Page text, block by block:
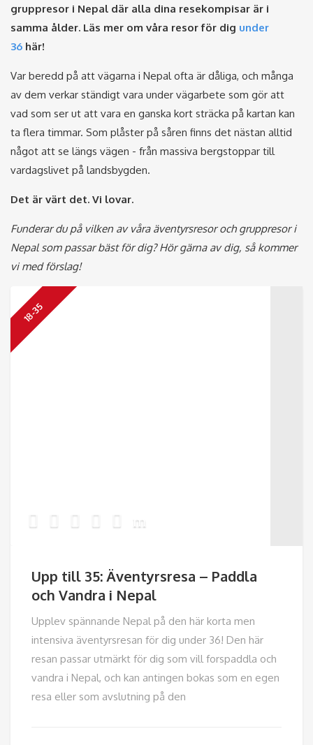
gruppresor i Nepal där alla dina resekompisar är i
samma ålder. Läs mer om våra resor för dig under
36 här!
Var beredd på att vägarna i Nepal ofta är dåliga, och många
av dem verkar ständigt vara under vägarbete som gör att
vad som ser ut att vara en ganska kort sträcka på kartan kan
ta flera timmar. Som plåster på såren finns det nästan alltid
något att se längs vägen - från massiva bergstoppar till
vardagslivet på landsbygden.
Det är värt det. Vi lovar.
Funderar du på vilken av våra äventyrsresor och gruppresor i
Nepal som passar bäst för dig? Hör gärna av dig, så kommer
vi med förslag!
18-35
Upp till 35: Äventyrsresa – Paddla
och Vandra i Nepal
Upplev spännande Nepal på den här korta men
intensiva äventyrsresan för dig under 36! Den här
resan passar utmärkt för dig som vill forspaddla och
vandra i Nepal, och kan antingen bokas som en egen
resa eller som avslutning på den